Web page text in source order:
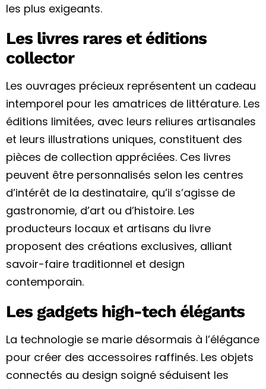
les plus exigeants.
Les livres rares et éditions
collector
Les ouvrages précieux représentent un cadeau
intemporel pour les amatrices de littérature. Les
éditions limitées, avec leurs reliures artisanales
et leurs illustrations uniques, constituent des
pièces de collection appréciées. Ces livres
peuvent être personnalisés selon les centres
d’intérêt de la destinataire, qu’il s’agisse de
gastronomie, d’art ou d’histoire. Les
producteurs locaux et artisans du livre
proposent des créations exclusives, alliant
savoir-faire traditionnel et design
contemporain.
Les gadgets high-tech élégants
La technologie se marie désormais à l’élégance
pour créer des accessoires raffinés. Les objets
connectés au design soigné séduisent les